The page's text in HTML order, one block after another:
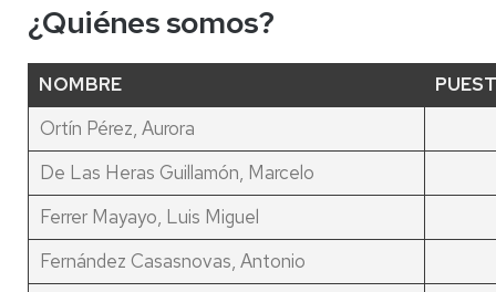
¿Quiénes somos?
NOMBRE
Ortín Pérez, Aurora
De Las Heras Guillamón, Marcelo
Ferrer Mayayo, Luis Miguel
Fernández Casasnovas, Antonio